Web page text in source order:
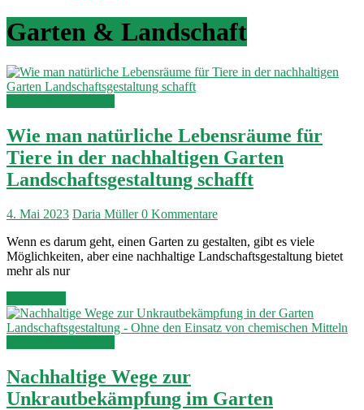
Garten & Landschaft
Wie man natürliche Lebensräume für
Tiere in der nachhaltigen Garten
Landschaftsgestaltung schafft
4. Mai 2023 Daria Müller0 Kommentare
Wenn es darum geht, einen Garten zu gestalten, gibt es viele
Möglichkeiten, aber eine nachhaltige Landschaftsgestaltung bietet
mehr als nur
Nachhaltige Wege zur
Unkrautbekämpfung im Garten